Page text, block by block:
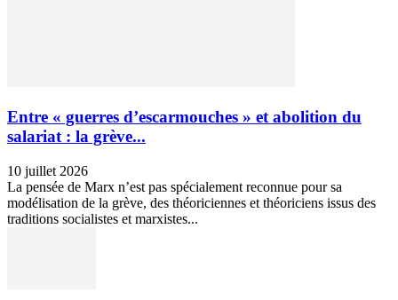
Entre « guerres d’escarmouches » et abolition du
salariat : la grève...
10 juillet 2026
La pensée de Marx n’est pas spécialement reconnue pour sa
modélisation de la grève, des théoriciennes et théoriciens issus des
traditions socialistes et marxistes...